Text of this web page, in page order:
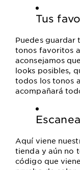
Tus
Puedes guardar
tonos favoritos
aconsejamos
looks posibles,
todos los tonos
acompañará
Aquí viene
tienda y aún no
código que